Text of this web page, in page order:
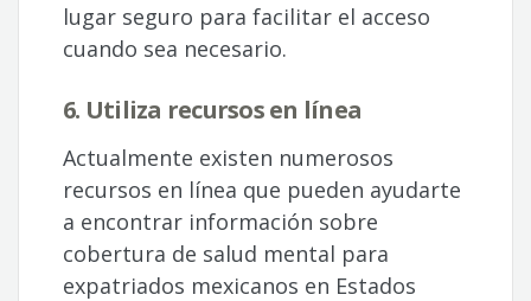
lugar seguro para facilitar el acceso
cuando sea necesario.
6. Utiliza recursos en línea
Actualmente existen numerosos
recursos en línea que pueden ayudarte
a encontrar información sobre
cobertura de salud mental para
expatriados mexicanos en Estados